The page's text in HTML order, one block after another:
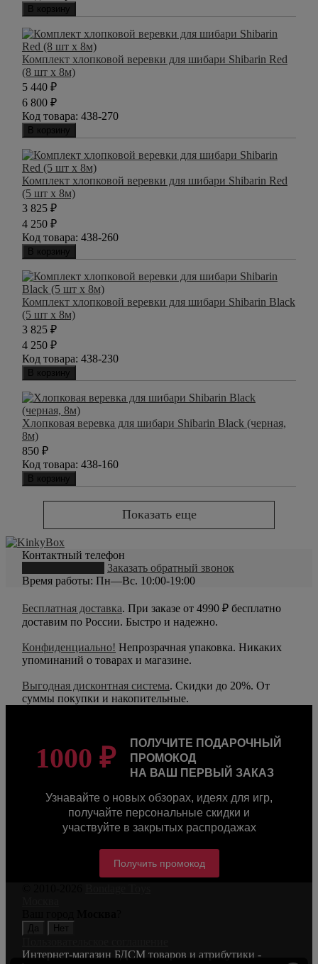
В корзину
Комплект хлопковой веревки для шибари Shibarin Red
(8 шт х 8м)
5 440 ₽
6 800 ₽
Код товара: 438-270
В корзину
Комплект хлопковой веревки для шибари Shibarin Red
(5 шт х 8м)
3 825 ₽
4 250 ₽
Код товара: 438-260
В корзину
Комплект хлопковой веревки для шибари Shibarin Black
(5 шт х 8м)
3 825 ₽
4 250 ₽
Код товара: 438-230
В корзину
Хлопковая веревка для шибари Shibarin Black (черная,
8м)
850 ₽
Код товара: 438-160
В корзину
Показать еще
Контактный телефон
Заказать обратный звонок
Время работы: Пн—Вс. 10:00-19:00
Бесплатная доставка. При заказе от 4990 ₽ бесплатно
доставим по России. Быстро и надежно.
Конфиденциально! Непрозрачная упаковка. Никаких
упоминаний о товарах и магазине.
Выгодная дисконтная система. Скидки до 20%. От
суммы покупки и накопительные.
1000 ₽
ПОЛУЧИТЕ ПОДАРОЧНЫЙ
ПРОМОКОД
НА ВАШ ПЕРВЫЙ ЗАКАЗ
Узнавайте о новых обзорах, идеях для игр,
получайте персональные скидки и
участвуйте в закрытых распродажах
Получить промокод
Интернет-магазин БДСМ товаров и атрибутики -